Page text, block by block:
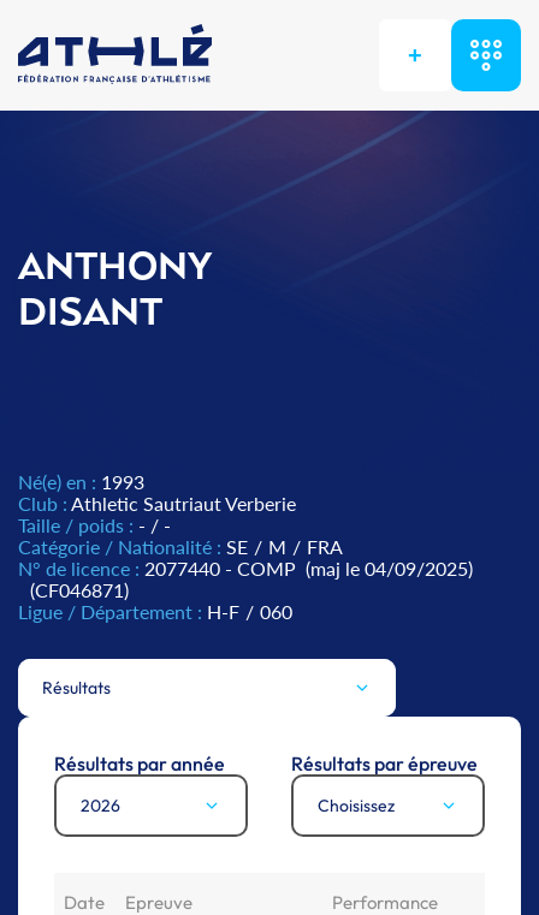
+
ANTHONY
DISANT
Né(e) en : 1993
Club : Athletic Sautriaut Verberie
Taille / poids : - / -
Catégorie / Nationalité : SE / M / FRA
N° de licence : 2077440 - COMP (maj le 04/09/2025)
(CF046871)
Ligue / Département : H-F / 060
Résultats
Résultats par année
2026
Résultats par épreuve
Choisissez
Date Epreuve Performance